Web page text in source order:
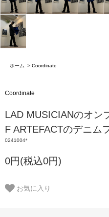
ホーム > Coordinate
Coordinate
LAD MUSICIANのオン
F ARTEFACTのデニム
0241004*
0円(税込0円)
お気に入り